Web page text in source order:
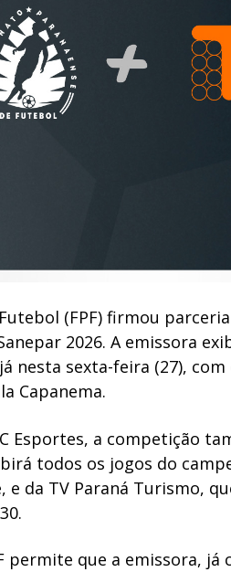
(FPF) firmou
2026. A emissora
nesta sexta-feira (27),
Capanema.
Esportes, a competição
todos os jogos do
e da TV Paraná Turismo,
permite que a emissora,